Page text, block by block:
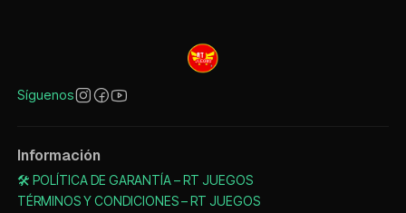
Síguenos
Información
🛠️ POLÍTICA DE GARANTÍA – RT JUEGOS
TÉRMINOS Y CONDICIONES – RT JUEGOS